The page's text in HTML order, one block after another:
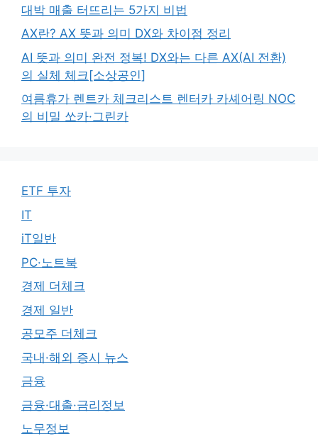
대박 매출 터뜨리는 5가지 비법
AX란? AX 뜻과 의미 DX와 차이점 정리
AI 뜻과 의미 완전 정복! DX와는 다른 AX(AI 전환)
의 실체 체크[소상공인]
여름휴가 렌트카 체크리스트 렌터카 카셰어링 NOC
의 비밀 쏘카·그린카
ETF 투자
IT
iT일반
PC·노트북
경제 더체크
경제 일반
공모주 더체크
국내·해외 증시 뉴스
금융
금융·대출·금리정보
노무정보